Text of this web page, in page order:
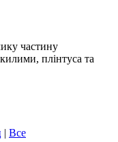
частину
плінтуса та
| Все